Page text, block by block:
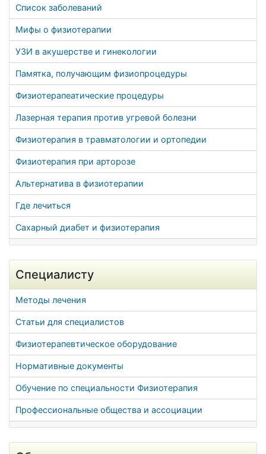
Список заболеваний
Мифы о физиотерапии
УЗИ в акушерстве и гинекологии
Памятка, получающим физиопроцедуры
Физиотерапеатические процедуры
Лазерная терапия против угревой болезни
Физиотерапия в травматологии и ортопедии
Физиотерапия при арторозе
Альтернатива в физиотерапии
Где лечиться
Сахарный диабет и физиотерапия
Специалисту
Методы лечения
Статьи для специалистов
Физиотерапевтическое оборудование
Нормативные документы
Обучение по специальности Физиотерапия
Профессиональные общества и ассоциации